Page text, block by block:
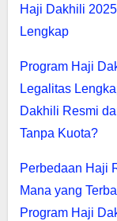
Haji Dakhili
Lengkap
Program Haji
Legalitas
Dakhili Resmi
Tanpa Kuota?
Perbedaan Haji
Mana yang
Program Haji